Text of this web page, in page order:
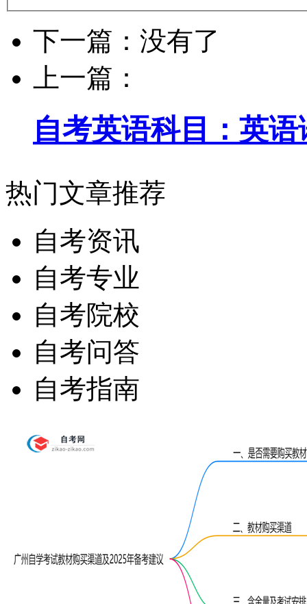
下一篇：没有了
上一篇：
自考英语科目：英
热门文章推荐
自考资讯
自考专业
自考院校
自考问答
自考指南